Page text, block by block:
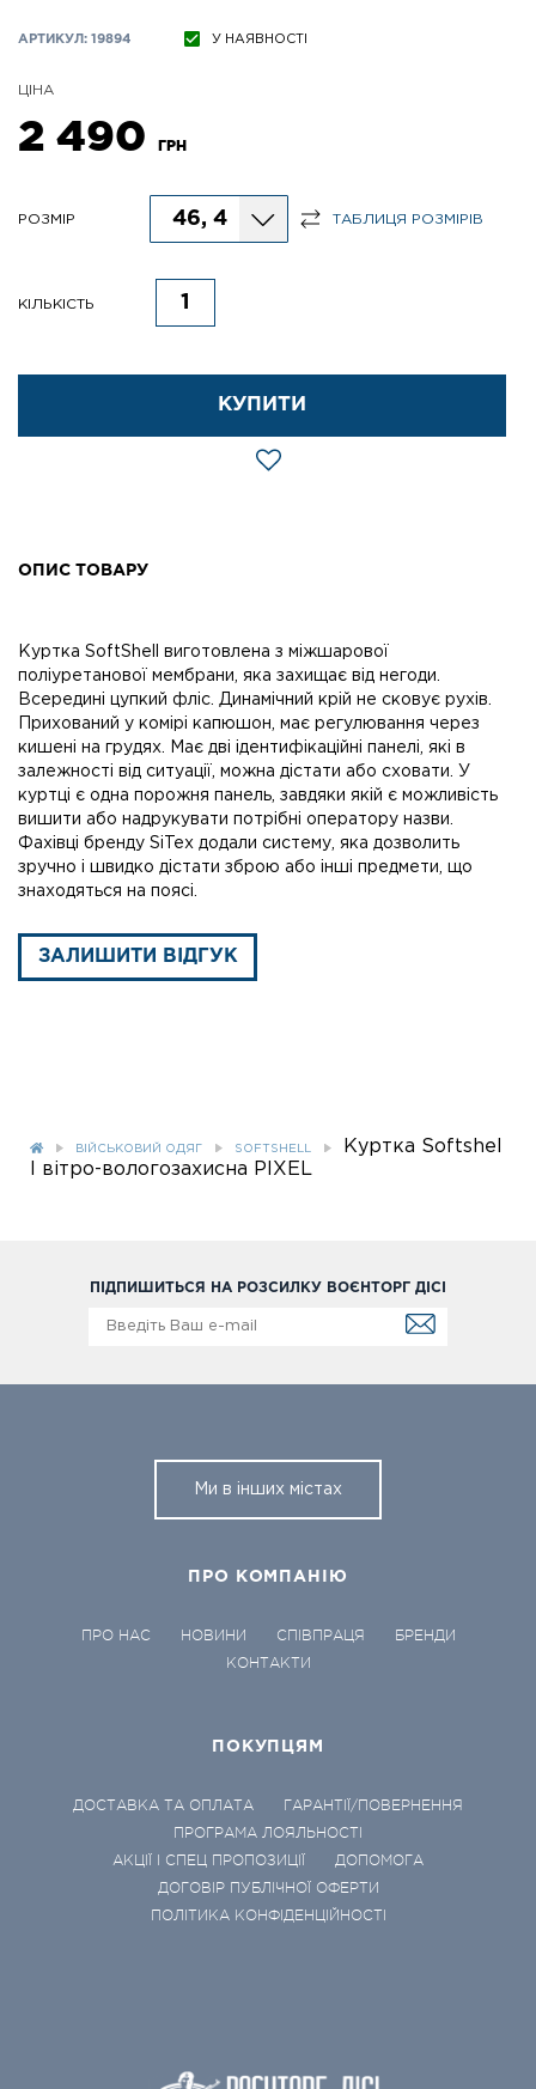
АРТИКУЛ: 19894 У НАЯВНОСТІ
ЦІНА
2 490 ГРН
РОЗМІР 46, 4 ТАБЛИЦЯ РОЗМІРІВ
КІЛЬКІСТЬ
КУПИТИ
ОПИС ТОВАРУ
Куртка SoftShell виготовлена з міжшарової
поліуретанової мембрани, яка захищає від негоди.
Всередині цупкий фліс. Динамічний крій не сковує рухів.
Прихований у комірі капюшон, має регулювання через
кишені на грудях. Має дві ідентифікаційні панелі, які в
залежності від ситуації, можна дістати або сховати. У
куртці є одна порожня панель, завдяки якій є можливість
вишити або надрукувати потрібні оператору назви.
Фахівці бренду SiTex додали систему, яка дозволить
зручно і швидко дістати зброю або інші предмети, що
знаходяться на поясі.
ЗАЛИШИТИ ВІДГУК
ВІЙСЬКОВИЙ ОДЯГ SOFTSHELL
Куртка Softshel
l вiтро-вологозахисна PlXEL
ПІДПИШИТЬСЯ НА РОЗСИЛКУ ВОЄНТОРГ ДІСІ
Ми в інших містах
ПРО КОМПАНІЮ
ПРО НАС НОВИНИ СПІВПРАЦЯ
БРЕНДИ
КОНТАКТИ
ПОКУПЦЯМ
ДОСТАВКА ТА ОПЛАТА
ГАРАНТІЇ/ПОВЕРНЕННЯ
ПРОГРАМА ЛОЯЛЬНОСТІ
АКЦІЇ І СПЕЦ ПРОПОЗИЦІЇ
ДОПОМОГА
ДОГОВІР ПУБЛІЧНОЇ ОФЕРТИ
ПОЛІТИКА КОНФІДЕНЦІЙНОСТІ